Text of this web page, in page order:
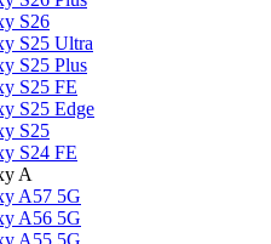
S26
S25 Ultra
S25 Plus
S25 FE
S25 Edge
S25
S24 FE
A
A57 5G
A56 5G
A55 5G